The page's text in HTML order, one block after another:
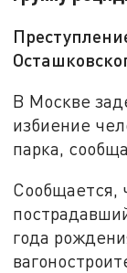
В Москве
избиение
парка,
Сообщается,
года